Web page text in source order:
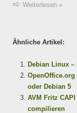
Weiterlesen »
Ähnliche Artikel:
Debian Linux –
oder Debian 5
AVM Fritz
compilieren